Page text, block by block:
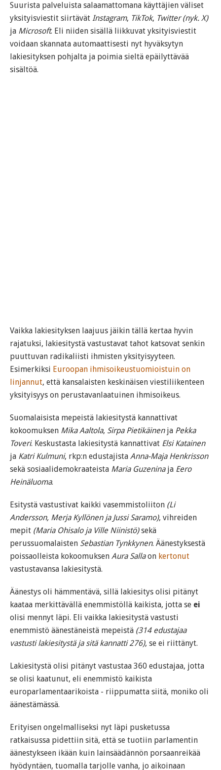
Suurista palveluista salaamattomana käyttäjien väliset
yksityisviestit siirtävät Instagram, TikTok, Twitter (nyk. X)
ja Microsoft. Eli niiden sisällä liikkuvat yksityisviestit
voidaan skannata automaattisesti nyt hyväksytyn
lakiesityksen pohjalta ja poimia sieltä epäilyttävää
sisältöä.
Vaikka lakiesityksen laajuus jäikin tällä kertaa hyvin
rajatuksi, lakiesitystä vastustavat tahot katsovat senkin
puuttuvan radikaliisti ihmisten yksityisyyteen.
Esimerkiksi Euroopan ihmisoikeustuomioistuin on
linjannut, että kansalaisten keskinäisen viestiliikenteen
yksityisyys on perustavanlaatuinen ihmisoikeus.
Suomalaisista mepeistä lakiesitystä kannattivat
kokoomuksen Mika Aaltola, Sirpa Pietikäinenja Pekka
Toveri. Keskustasta lakiesitystä kannattivat Elsi Katainen
ja Katri Kulmuni, rkp:n edustajista Anna-Maja Henkrisson
sekä sosiaalidemokraateista Maria Guzeninaja Eero
Heinäluoma.
Esitystä vastustivat kaikki vasemmistoliiton (Li
Andersson, Merja Kyllönen ja Jussi Saramo), vihreiden
mepit (Maria Ohisalo ja Ville Niinistö)sekä
perussuomalaisten Sebastian Tynkkynen. Äänestyksestä
poissaolleista kokoomuksen Aura Sallaon kertonut
vastustavansa lakiesitystä.
Äänestys oli hämmentävä, sillä lakiesitys olisi pitänyt
kaataa merkittävällä enemmistöllä kaikista, jotta se ei
olisi mennyt läpi. Eli vaikka lakiesitystä vastusti
enemmistö äänestäneistä mepeistä (314 edustajaa
vastusti lakiesitystä ja sitä kannatti 276), se ei riittänyt.
Lakiesitystä olisi pitänyt vastustaa 360 edustajaa, jotta
se olisi kaatunut, eli enemmistö kaikista
europarlamentaarikoista - riippumatta siitä, moniko oli
äänestämässä.
Erityisen ongelmalliseksi nyt läpi pusketussa
ratkaisussa pidettiin sitä, että se tuotiin parlamentin
äänestykseen ikään kuin lainsäädännön porsaanreikää
hyödyntäen, tuomalla tarjolle vanha, jo aikoinaan